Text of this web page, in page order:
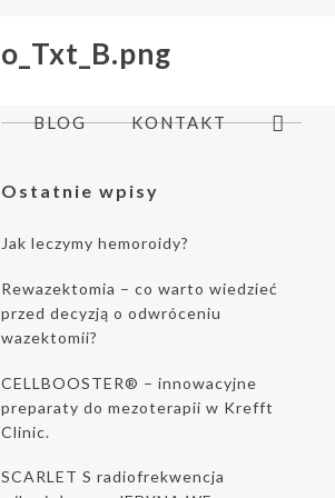
BLOG KONTAKT
a
:
Ostatnie wpisy
Jak leczymy hemoroidy?
Rewazektomia – co warto wiedzieć
przed decyzją o odwróceniu
wazektomii?
CELLBOOSTER® – innowacyjne
preparaty do mezoterapii w Krefft
Clinic.
SCARLET S radiofrekwencja